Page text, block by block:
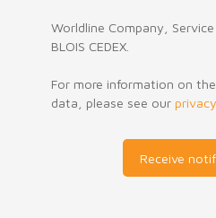
Worldline Company,
BLOIS CEDEX.
For more information on
data, please see our
Receive